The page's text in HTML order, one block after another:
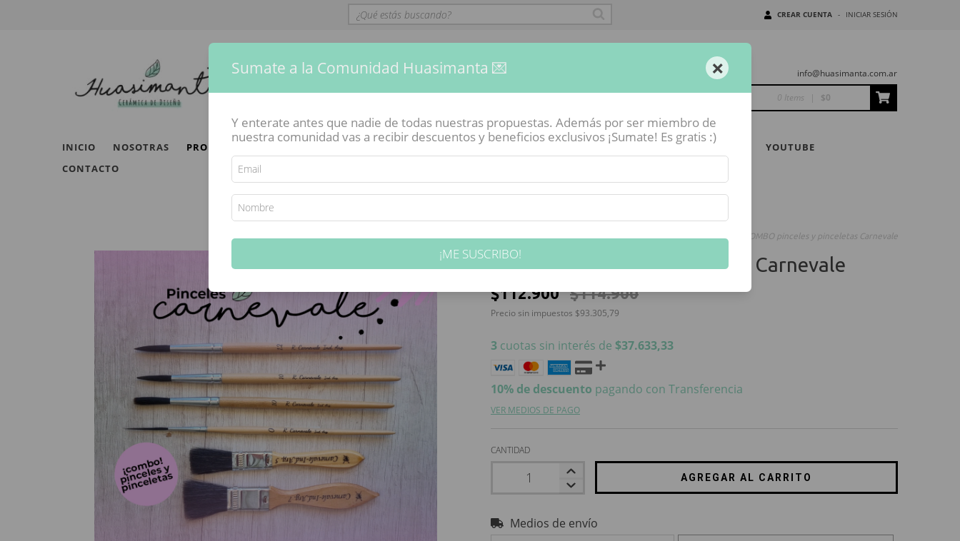
CREAR CUENTA - INICIAR SESIÓN
info@huasimanta.com.ar
0 Items
| $0
INICIO NOSOTRAS PRODUCTOS ENGOBES POR MAYOR COMUNIDAD HUASIMANTA
YOUTUBE
CONTACTO
COMBO pinceles y pinceletas Carnevale
COMBO pinceles y pinceletas Carnevale
$112.900 $114.900
Precio sin impuestos $93.305,79
3 cuotas sin interés de $37.633,33
10% de descuento pagando con Transferencia
VER MEDIOS DE PAGO
CANTIDAD
Entregas para el CP:
Medios de envío
Sumate a la Comunidad Huasimanta 💌 ×
Y enterate antes que nadie de todas nuestras propuestas. Además por ser miembro de
nuestra comunidad vas a recibir descuentos y beneficios exclusivos ¡Sumate! Es gratis :)
¡ME SUSCRIBO!